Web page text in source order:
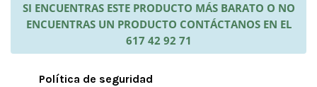
SI ENCUENTRAS ESTE PRODUCTO MÁS BARATO O NO
ENCUENTRAS UN PRODUCTO CONTÁCTANOS EN EL
617 42 92 71
Política de seguridad